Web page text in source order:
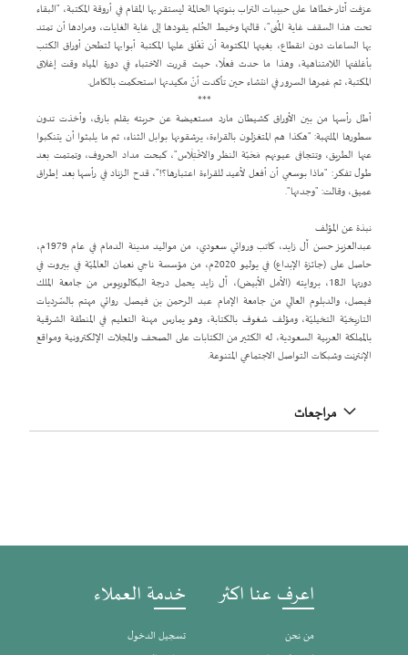
عزفت آثار خطاها على حبيبات التراب بنوتتها الحالمة ليستقر بها المقام في أروقة المكتبة، "البقاء
تحت هذا السقف غاية المُنى"، قالتها وخيط الحُلم يقودها إلى غاية الغايات، ومرادها أن تمتد
بها الساعات دون انقطاع، بغيتها المكتومة أن تَغْلق عليها المكتبة أبوابها لتطحن أوراق الكتب
بأغلفتها اللامتناهية، وهذا ما حدث فعلًا، حيث قررت الاختباء في دورة المياه وقت إغلاق
المكتبة، ثم غمرها السرور في انتشاء حين تأكدت أنّ مكيدتها استحكمت بالكامل.
***
أطل رأسها من بين الأوراق كشيطان مارد مستعيضة عن حربته بقلم بارق، وأخذت تدون
سطورها الملتهبة: "هكذا هم المتغزلون بالقراءة، يرشقونها بوابل الثناء، ثم ما يلبثوا أن يتنكبوا
عنها الطريق، وتتجافى عيونهم مَحَبّة النظر والاخْتِلَاس"، كبحت مداد الحروف، وتمتمت بعد
طول تفكر: "ماذا بوسعي أن أفعل لأعيد للقراءة اعتبارها؟!"، قدح الزناد في رأسها بعد إطراق
عميق، وقالت: "وجدتها".
نبذة عن المؤلف
عبدالعزيز حسن آل زايد، كاتب وروائي سعودي، من مواليد مدينة الدمام في عام 1979م،
حاصل على (جائزة الإبداع) في يوليو 2020م، من مؤسسة ناجي نعمان العالميّة في بيروت في
دورتها الـ18، بروايته (الأمل الأبيض)، آل زايد يحمل درجة البكالوريوس من جامعة الملك
فيصل، والدبلوم العالي من جامعة الإمام عبد الرحمن بن فيصل. روائي مهتم بالسّرديات
التاريخيّة التخيليّة، ومؤلف شغوف بالكتابة، وهو يمارس مهنة التعليم في المنطقة الشرقية
بالمملكة العربية السعودية، له الكثير من الكتابات على الصحف والمجلات الإلكترونية ومواقع
الإنترنت وشبكات التواصل الاجتماعي المتنوعة.
مراجعات
اعرف عنا اكثر
من نحن
خدمة العملاء
تسجيل الدخول